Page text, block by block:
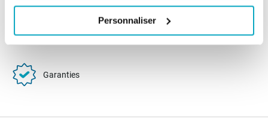
Personnaliser
24/72H
SAV & Retours
Garanties